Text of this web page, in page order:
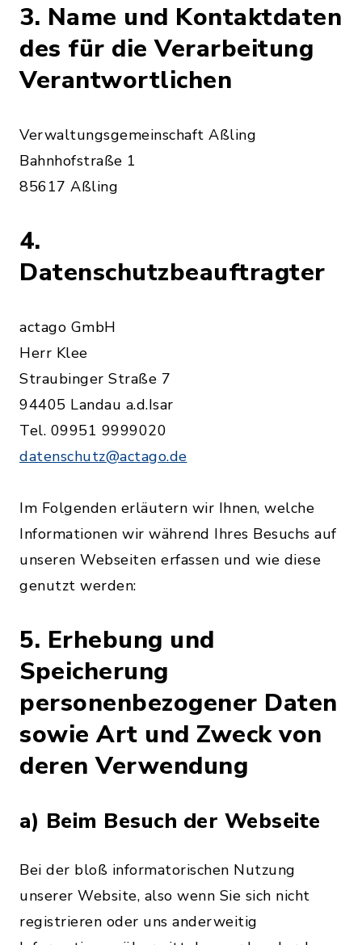
3. Name und Kontaktdaten
des für die Verarbeitung
Verantwortlichen
Verwaltungsgemeinschaft Aßling
Bahnhofstraße 1
85617 Aßling
4.
Datenschutzbeauftragter
actago GmbH
Herr Klee
Straubinger Straße 7
94405 Landau a.d.Isar
Tel. 09951 9999020
datenschutz@actago.de
Im Folgenden erläutern wir Ihnen, welche
Informationen wir während Ihres Besuchs auf
unseren Webseiten erfassen und wie diese
genutzt werden:
5. Erhebung und
Speicherung
personenbezogener Daten
sowie Art und Zweck von
deren Verwendung
a) Beim Besuch der Webseite
Bei der bloß informatorischen Nutzung
unserer Website, also wenn Sie sich nicht
registrieren oder uns anderweitig